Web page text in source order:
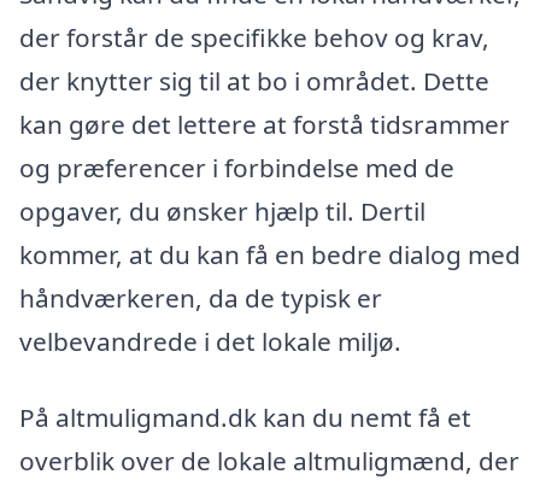
der forstår de specifikke behov og krav,
der knytter sig til at bo i området. Dette
kan gøre det lettere at forstå tidsrammer
og præferencer i forbindelse med de
opgaver, du ønsker hjælp til. Dertil
kommer, at du kan få en bedre dialog med
håndværkeren, da de typisk er
velbevandrede i det lokale miljø.
På altmuligmand.dk kan du nemt få et
overblik over de lokale altmuligmænd, der